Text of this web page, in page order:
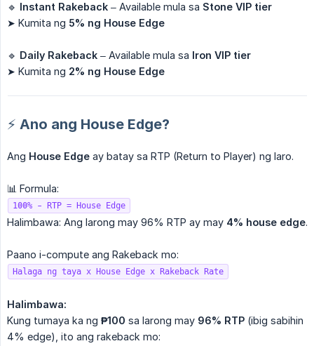
🔹 Instant Rakeback – Available mula sa Stone VIP tier
➤ Kumita ng 5% ng House Edge
🔹 Daily Rakeback – Available mula sa Iron VIP tier
➤ Kumita ng 2% ng House Edge
⚡ Ano ang House Edge?
Ang House Edge ay batay sa RTP (Return to Player) ng laro.
📊 Formula:
100% - RTP = House Edge
Halimbawa: Ang larong may 96% RTP ay may 4% house edge.
Paano i-compute ang Rakeback mo:
Halaga ng taya x House Edge x Rakeback Rate
Halimbawa:
Kung tumaya ka ng ₱100 sa larong may 96% RTP (ibig sabihin
4% edge), ito ang rakeback mo: